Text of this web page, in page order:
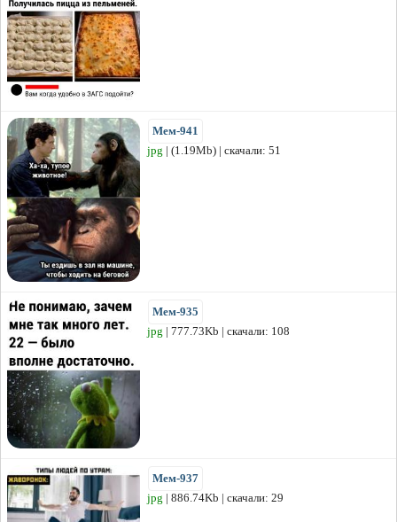
Мем-941
jpg | (1.19Mb) | скачали: 51
Мем-935
jpg | 777.73Kb | скачали: 108
Мем-937
jpg | 886.74Kb | скачали: 29